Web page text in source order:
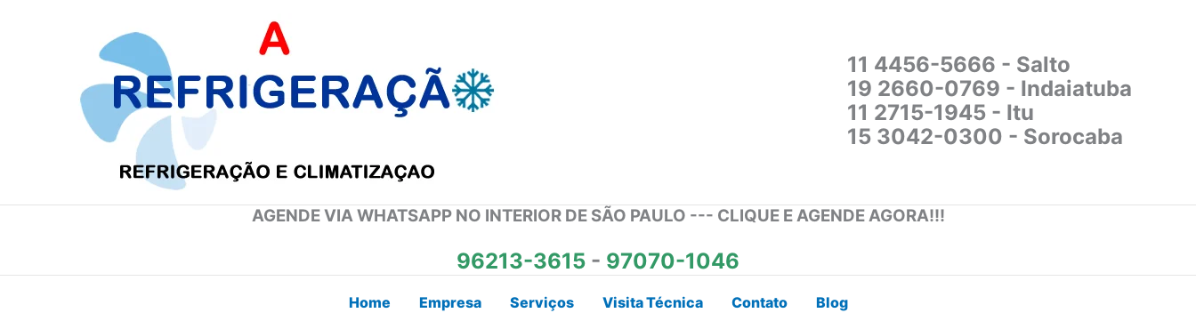
11 4456-5666 - Salto
19 2660-0769 - Indaiatuba
11 2715-1945 - Itu
15 3042-0300 - Sorocaba
AGENDE VIA WHATSAPP NO INTERIOR DE SÃO PAULO --- CLIQUE E AGENDE AGORA!!!
96213-3615 - 97070-1046
Home Empresa Serviços Visita Técnica Contato Blog